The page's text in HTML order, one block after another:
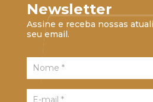
Newsletter
Assine e receba nossas
seu email.